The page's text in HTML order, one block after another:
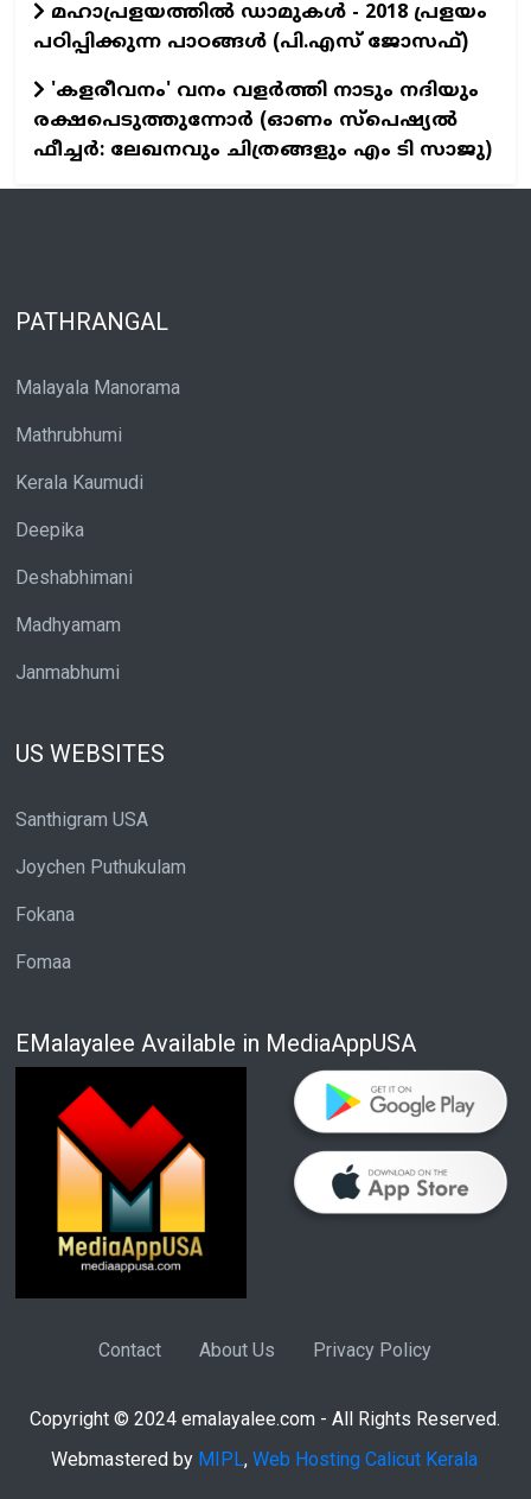
മഹാപ്രളയത്തില്‍ ഡാമുകള്‍ - 2018 പ്രളയം
പഠിപ്പിക്കുന്ന പാഠങ്ങള്‍ (പി.എസ് ജോസഫ്‌)
'കളരീവനം' വനം വളര്‍ത്തി നാടും നദിയും
രക്ഷപെടുത്തുന്നോര്‍ (ഓണം സ്പെഷ്യല്‍
ഫീച്ചര്‍: ലേഖനവും ചിത്രങ്ങളും എം ടി സാജു)
PATHRANGAL
Malayala Manorama
Mathrubhumi
Kerala Kaumudi
Deepika
Deshabhimani
Madhyamam
Janmabhumi
US WEBSITES
Santhigram USA
Joychen Puthukulam
Fokana
Fomaa
EMalayalee Available in MediaAppUSA
Contact About Us Privacy Policy
Copyright © 2024 emalayalee.com - All Rights Reserved.
Webmastered by MIPL, Web Hosting Calicut Kerala